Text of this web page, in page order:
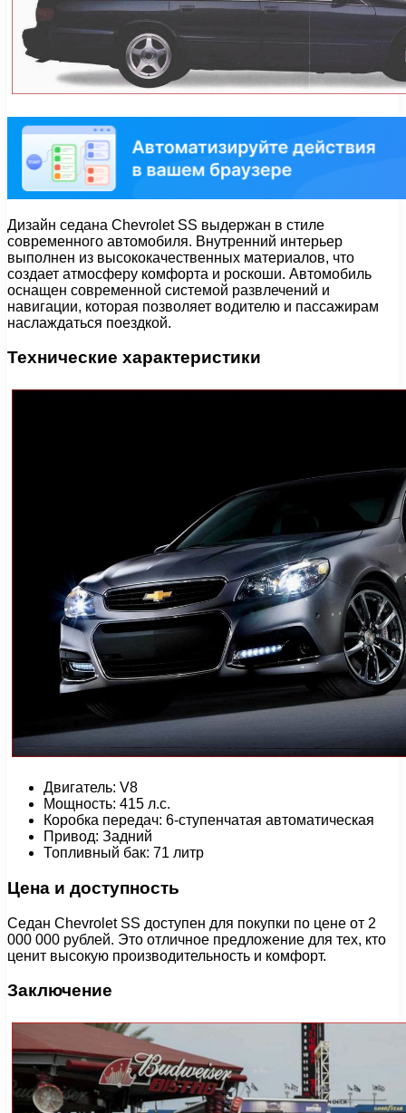
Дизайн седана Chevrolet SS выдержан в стиле
современного автомобиля. Внутренний интерьер
выполнен из высококачественных материалов, что
создает атмосферу комфорта и роскоши. Автомобиль
оснащен современной системой развлечений и
навигации, которая позволяет водителю и пассажирам
наслаждаться поездкой.
Технические характеристики
Двигатель: V8
Мощность: 415 л.с.
Коробка передач: 6-ступенчатая автоматическая
Привод: Задний
Топливный бак: 71 литр
Цена и доступность
Седан Chevrolet SS доступен для покупки по цене от 2
000 000 рублей. Это отличное предложение для тех, кто
ценит высокую производительность и комфорт.
Заключение